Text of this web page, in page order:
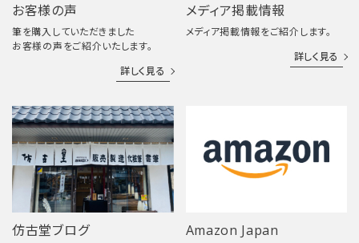
お客様の声
筆を購入していただきました
お客様の声をご紹介いたします。
詳しく見る
メディア掲載情報
メディア掲載情報をご紹介します。
詳しく見る
仿古堂ブログ Amazon Japan